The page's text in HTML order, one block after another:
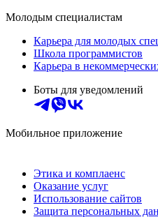
Молодым специалистам
Карьера для молодых
Школа программистов
Карьера в
Боты для уведомлений
Мобильное приложение
Этика и комплаенс
Оказание услуг
Использование сайтов
Защита персональных